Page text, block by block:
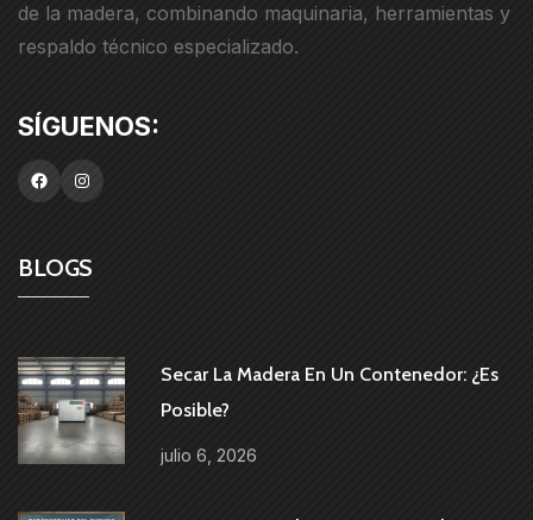
de la madera, combinando maquinaria, herramientas y
respaldo técnico especializado.
BLOGS
Secar La Madera En Un Contenedor: ¿es
Posible?
julio 6, 2026